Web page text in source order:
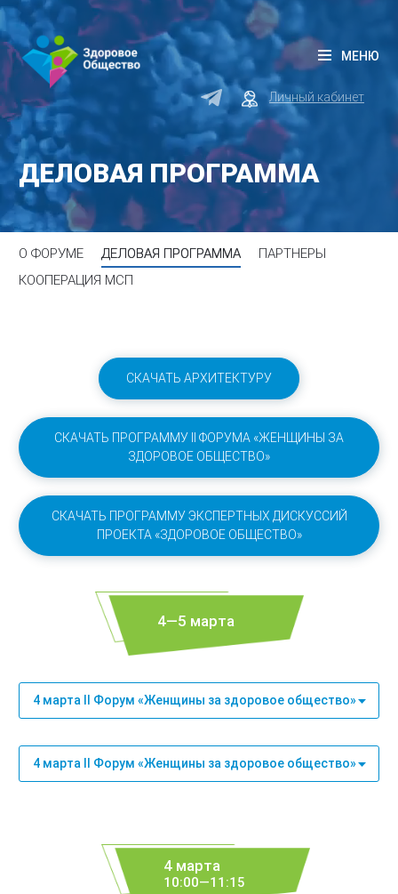
Личный кабинет
МЕНЮ
ДЕЛОВАЯ ПРОГРАММА
О ФОРУМЕ ДЕЛОВАЯ ПРОГРАММА
ПАРТНЕРЫ
КООПЕРАЦИЯ МСП
СКАЧАТЬ АРХИТЕКТУРУ
СКАЧАТЬ ПРОГРАММУ II ФОРУМА «ЖЕНЩИНЫ ЗА
ЗДОРОВОЕ ОБЩЕСТВО»
СКАЧАТЬ ПРОГРАММУ ЭКСПЕРТНЫХ ДИСКУССИЙ
ПРОЕКТА «ЗДОРОВОЕ ОБЩЕСТВО»
4—5 марта
4 марта II Форум «Женщины за здоровое общество»
4 марта II Форум «Женщины за здоровое общество»
4 марта
10:00—11:15